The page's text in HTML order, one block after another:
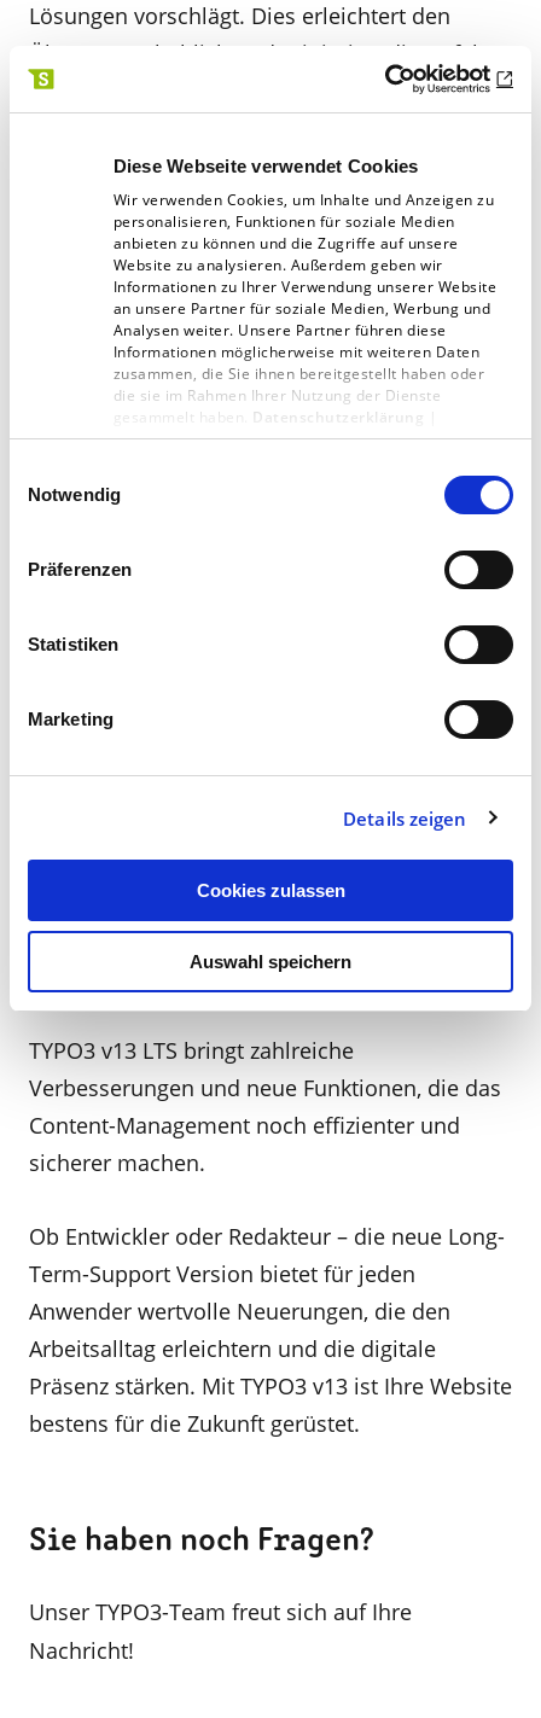
Diese Webseite verwendet Cookies
Wir verwenden Cookies, um Inhalte und Anzeigen zu
personalisieren, Funktionen für soziale Medien
anbieten zu können und die Zugriffe auf unsere
Website zu analysieren. Außerdem geben wir
Informationen zu Ihrer Verwendung unserer Website
an unsere Partner für soziale Medien, Werbung und
Analysen weiter. Unsere Partner führen diese
Informationen möglicherweise mit weiteren Daten
zusammen, die Sie ihnen bereitgestellt haben oder
die sie im Rahmen Ihrer Nutzung der Dienste
gesammelt haben. Datenschutzerklärung
Impressum
Notwendig
Präferenzen
Statistiken
Marketing
Details zeigen
Cookies zulassen
Auswahl speichern
Lösungen vorschlägt. Dies erleichtert den
Übergang erheblich und minimiert die Gefahr
von Ausfallzeiten während des
Upgrade-
Neue Werkzeuge für
Redakteure: Mehr Flexibilität
bei der Content-Erstellung
TYPO3 v13 LTS stellt Redakteuren eine Reihe
neuer Werkzeuge zur Verfügung, die die
Content-Erstellung noch flexibler gestalten. Mit
der neuen
können
Vorschau-Modi
die Darstellung auf verschiedenen Endgeräten
simulieren. Zudem wurde die Unterstützung
Einbindung von Videos, Bildern und
Audiodateien erleichtert.
Fazit: TYPO3 v13 LTS – Ein
entscheidender Schritt nach
vorne
TYPO3 v13 LTS bringt zahlreiche
Verbesserungen und neue Funktionen, die das
Content-Management noch effizienter und
sicherer machen.
Ob Entwickler oder Redakteur – die neue Long-
Term-Support Version bietet für jeden
Anwender wertvolle Neuerungen, die den
Arbeitsalltag erleichtern und die digitale
Präsenz stärken. Mit TYPO3 v13 ist Ihre Website
bestens für die Zukunft gerüstet.
Sie haben noch Fragen?
Unser TYPO3-Team freut sich auf Ihre
Nachricht!